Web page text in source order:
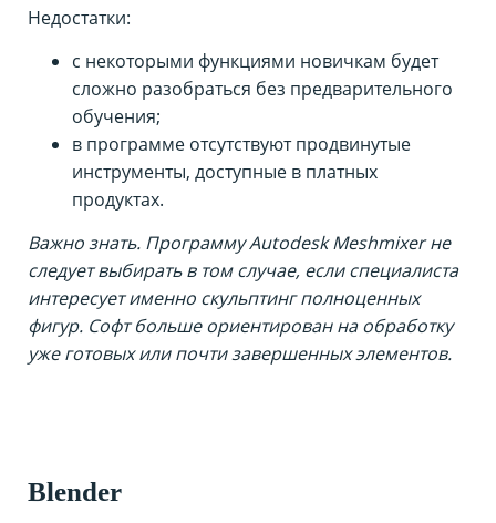
Недостатки:
с некоторыми функциями новичкам будет
сложно разобраться без предварительного
обучения;
в программе отсутствуют продвинутые
инструменты, доступные в платных
продуктах.
Важно знать. Программу Autodesk Meshmixer не
следует выбирать в том случае, если специалиста
интересует именно скульптинг полноценных
фигур. Софт больше ориентирован на обработку
уже готовых или почти завершенных элементов.
Blender